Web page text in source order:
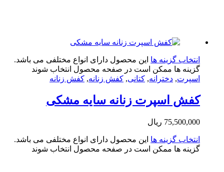
گزینه ها این محصول دارای انواع مختلفی می باشد.
ها ممکن است در صفحه محصول انتخاب شوند
دخترانه, کتانی ,کفش زنانه,کفش زنانه
اسپرت زنانه سایه مشکی
ریال
گزینه ها این محصول دارای انواع مختلفی می باشد.
ها ممکن است در صفحه محصول انتخاب شوند